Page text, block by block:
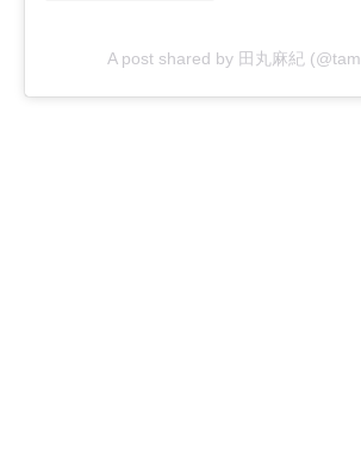
A post shared by 田丸麻紀